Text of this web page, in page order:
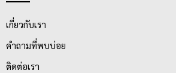
เกี่ยวกับเรา
คำถามที่พบบ่อย
ติดต่อเรา